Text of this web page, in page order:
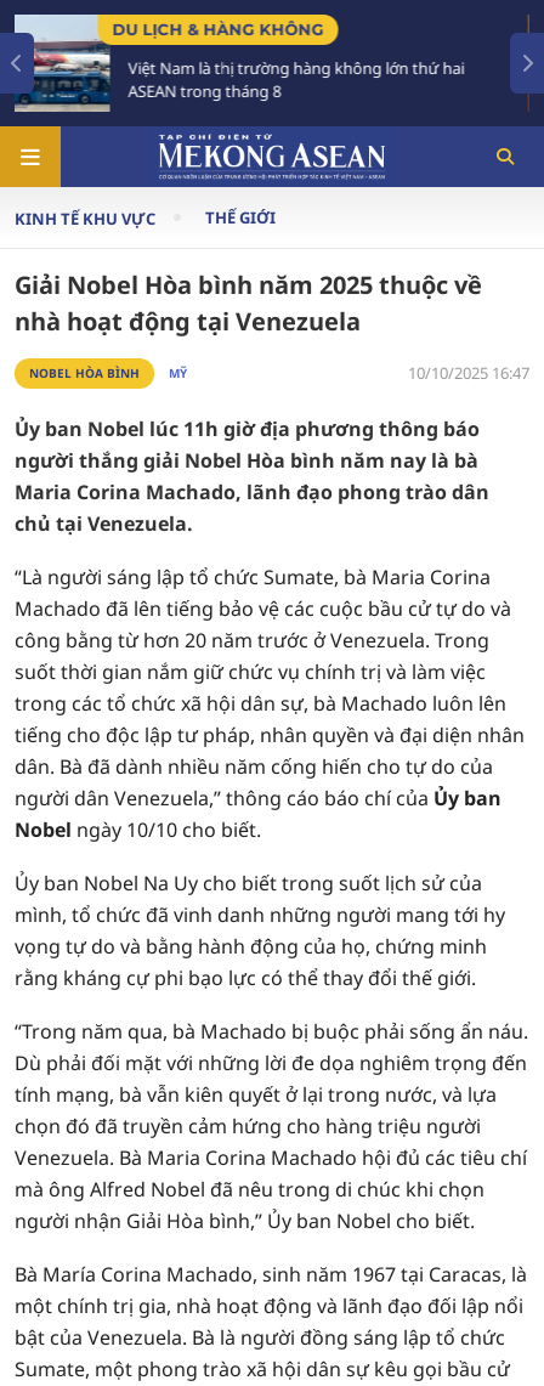
không lớn thứ hai
CHÍNH SÁCH
Tạo khuôn khổ pháp lý ổn
KINH TẾ KHU VỰC THẾ GIỚI
Giải Nobel Hòa bình năm 2025 thuộc về
nhà hoạt động tại Venezuela
NOBEL HÒA BÌNH MỸ 10/10/2025 16:47
Ủy ban Nobel lúc 11h giờ địa phương thông báo
người thắng giải Nobel Hòa bình năm nay là bà
Maria Corina Machado, lãnh đạo phong trào dân
chủ tại Venezuela.
“Là người sáng lập tổ chức Sumate, bà Maria Corina
Machado đã lên tiếng bảo vệ các cuộc bầu cử tự do và
công bằng từ hơn 20 năm trước ở Venezuela. Trong
suốt thời gian nắm giữ chức vụ chính trị và làm việc
trong các tổ chức xã hội dân sự, bà Machado luôn lên
tiếng cho độc lập tư pháp, nhân quyền và đại diện nhân
dân. Bà đã dành nhiều năm cống hiến cho tự do của
người dân Venezuela,” thông cáo báo chí của Ủy ban
Nobel ngày 10/10 cho biết.
Ủy ban Nobel Na Uy cho biết trong suốt lịch sử của
mình, tổ chức đã vinh danh những người mang tới hy
vọng tự do và bằng hành động của họ, chứng minh
rằng kháng cự phi bạo lực có thể thay đổi thế giới.
“Trong năm qua, bà Machado bị buộc phải sống ẩn náu.
Dù phải đối mặt với những lời đe dọa nghiêm trọng đến
tính mạng, bà vẫn kiên quyết ở lại trong nước, và lựa
chọn đó đã truyền cảm hứng cho hàng triệu người
Venezuela. Bà Maria Corina Machado hội đủ các tiêu chí
mà ông Alfred Nobel đã nêu trong di chúc khi chọn
người nhận Giải Hòa bình,” Ủy ban Nobel cho biết.
Bà María Corina Machado, sinh năm 1967 tại Caracas, là
một chính trị gia, nhà hoạt động và lãnh đạo đối lập nổi
bật của Venezuela. Bà là người đồng sáng lập tổ chức
Sumate, một phong trào xã hội dân sự kêu gọi bầu cử